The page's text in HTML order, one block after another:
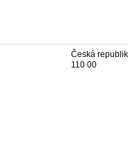
Česká
110 00